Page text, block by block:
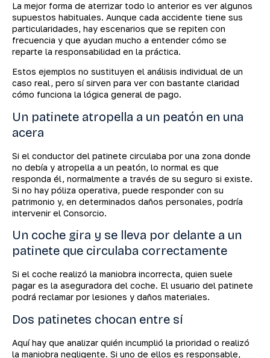
La mejor forma de aterrizar todo lo anterior es ver algunos
supuestos habituales. Aunque cada accidente tiene sus
particularidades, hay escenarios que se repiten con
frecuencia y que ayudan mucho a entender cómo se
reparte la responsabilidad en la práctica.
Estos ejemplos no sustituyen el análisis individual de un
caso real, pero sí sirven para ver con bastante claridad
cómo funciona la lógica general de pago.
Un patinete atropella a un peatón en una
acera
Si el conductor del patinete circulaba por una zona donde
no debía y atropella a un peatón, lo normal es que
responda él, normalmente a través de su seguro si existe.
Si no hay póliza operativa, puede responder con su
patrimonio y, en determinados daños personales, podría
intervenir el Consorcio.
Un coche gira y se lleva por delante a un
patinete que circulaba correctamente
Si el coche realizó la maniobra incorrecta, quien suele
pagar es la aseguradora del coche. El usuario del patinete
podrá reclamar por lesiones y daños materiales.
Dos patinetes chocan entre sí
Aquí hay que analizar quién incumplió la prioridad o realizó
la maniobra negligente. Si uno de ellos es responsable,